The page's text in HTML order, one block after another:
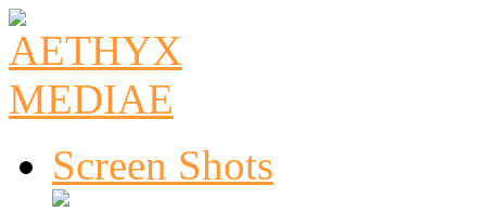
Screen Shots